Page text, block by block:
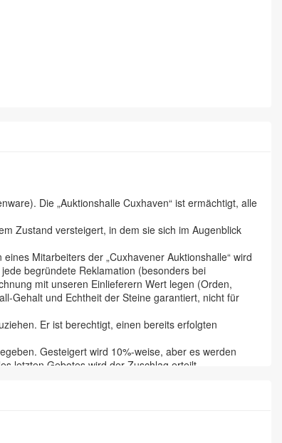
Die „Auktionshalle Cuxhaven“ ist ermächtigt, alle
Zustand versteigert, in dem sie sich im Augenblick
Mitarbeiters der „Cuxhavener Auktionshalle“ wird
begründete Reklamation (besonders bei
mit unseren Einlieferern Wert legen (Orden,
Gehalt und Echtheit der Steine garantiert, nicht für
Er ist berechtigt, einen bereits erfolgten
Gesteigert wird 10%-weise, aber es werden
letzten Gebotes wird der Zuschlag erteilt.
binnen 5 Werktagen abzuholen. Der Versteigerer